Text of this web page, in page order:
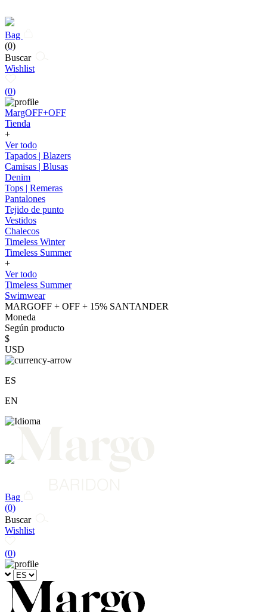
Bag
(0)
Buscar
Wishlist
(0)
MargOFF+OFF
Tienda
+
Ver todo
Tapados | Blazers
Camisas | Blusas
Denim
Tops | Remeras
Pantalones
Tejido de punto
Vestidos
Chalecos
Timeless Winter
Timeless Summer
+
Ver todo
Timeless Summer
Swimwear
MARGOFF + OFF + 15% SANTANDER
Moneda
Según producto
$
USD
ES
EN
Bag
(0)
Buscar
Wishlist
(0)